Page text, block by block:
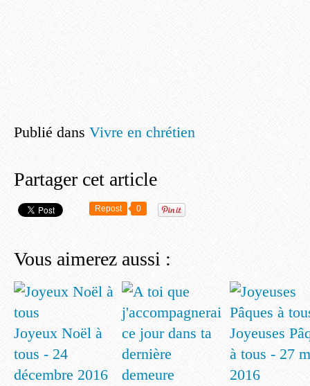
Publié dans Vivre en chrétien
Partager cet article
Repost 0
Vous aimerez aussi :
Joyeux Noël à
tous - 24
décembre 2016
Joyeuses
à tous - 27
2016